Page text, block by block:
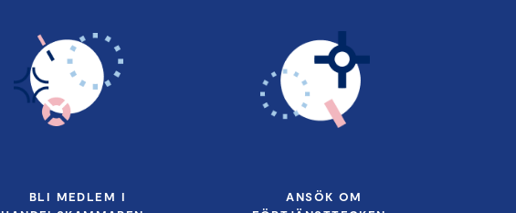
BLI MEDLEM I
ANSÖK OM